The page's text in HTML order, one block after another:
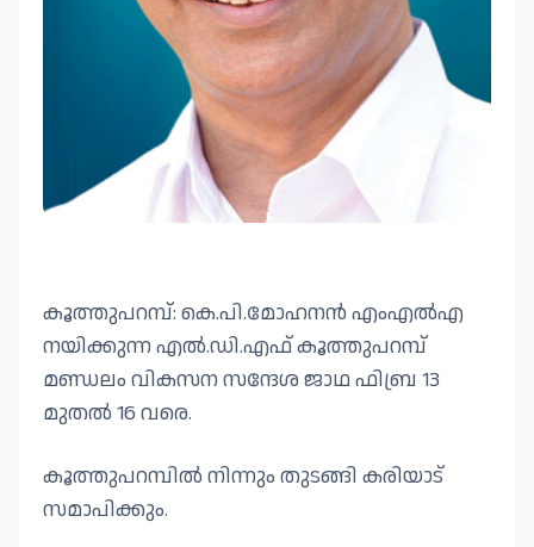
കൂത്തുപറമ്പ്: കെ.പി.മോഹനൻ എംഎൽഎ
നയിക്കുന്ന എൽ.ഡി.എഫ്‌ കൂത്തുപറമ്പ്
മണ്ഡലം വികസന സന്ദേശ ജാഥ ഫിബ്ര 13
മുതൽ 16 വരെ.
കൂത്തുപറമ്പിൽ നിന്നും തുടങ്ങി കരിയാട്
സമാപിക്കും.